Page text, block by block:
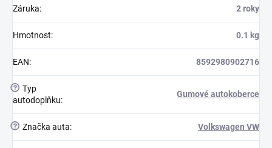
Záruka: 2 roky
Hmotnost: 0.1 kg
EAN: 8592980902716
? Typ
autodoplňku:
Gumové autokoberce
? Značka auta: Volkswagen VW